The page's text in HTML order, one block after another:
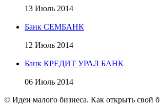
13 Июль 2014
Банк СЕМБАНК
12 Июль 2014
Банк КРЕДИТ УРАЛ БАНК
06 Июль 2014
© Идеи малого бизнеса. Как открыть свой